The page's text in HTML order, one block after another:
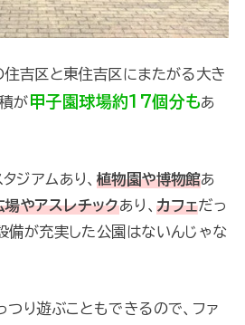
住吉区と東住吉区にまたがる大き
が甲子園球場約17個分もあ
ジアムあり、 植物園や博物館あ
場やアスレチックあり、カフェだっ
備が充実した公園はないんじゃな
つり遊ぶこともできるので、ファ